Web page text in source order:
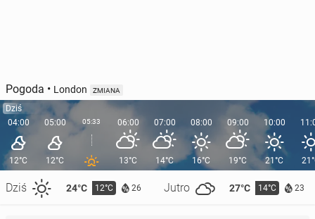
Pogoda • London ZMIANA
Dziś
04:00
12°C
Dziś 24°C 12°C 26 Jutro 27°C 14°C 23
05:00
12°C
05:33 06:00
13°C
07:00
14°C
08:00
16°C
09:00
19°C
10:00
21°C